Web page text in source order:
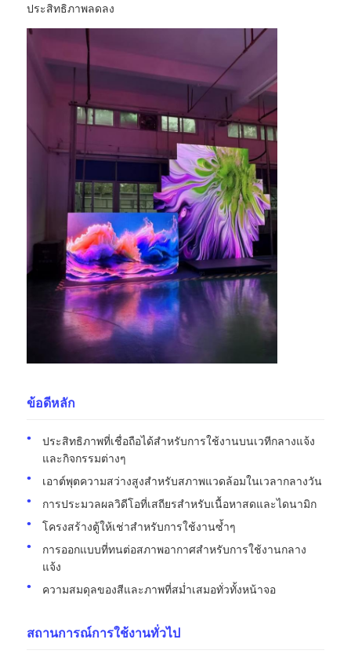
จอแสดงผล LED โปร่งใส
หน้าจอ LED SMD
บอร์ดจอ LED นอก
ป้ายโฆษณากลางแจ้ง
ประสิทธิภาพลดลง
ข้อดีหลัก
ประสิทธิภาพที่เชื่อถือได้สำหรับการใช้งานบนเวทีกลางแจ้ง
และกิจกรรมต่างๆ
เอาต์พุตความสว่างสูงสำหรับสภาพแวดล้อมในเวลากลางวัน
การประมวลผลวิดีโอที่เสถียรสำหรับเนื้อหาสดและไดนามิก
โครงสร้างตู้ให้เช่าสำหรับการใช้งานซ้ำๆ
การออกแบบที่ทนต่อสภาพอากาศสำหรับการใช้งานกลาง
แจ้ง
ความสมดุลของสีและภาพที่สม่ำเสมอทั่วทั้งหน้าจอ
สถานการณ์การใช้งานทั่วไป